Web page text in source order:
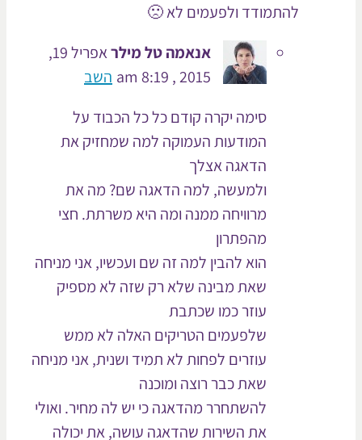
להתמודד ולפעמים לא 🙁
אנאמה טל מילר
אפריל 19,
2015 , 8:19 am
השב
סימה יקרה קודם כל כל הכבוד על
המודעות העמוקה למה שמחזיק את
הדאגה אצלך
ולמעשה, למה הדאגה שם? מה את
מרוויחה ממנה ומה היא משרתת. חצי
מהפתרון
הוא להבין למה זה שם ועכשיו, אני מניחה
שאת מבינה שלא רק שזה לא מספיק
עוזר כמו שכתבת
שלפעמים הטריקים האלה לא ממש
עוזרים לפחות לא תמיד ושנית, אני מניחה
שאת כבר רוצה ומוכנה
להשתחרר מהדאגה כי יש לה מחיר. ואולי
את השירות שהדאגה עושה, את יכולה